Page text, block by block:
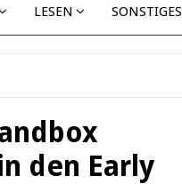
LESEN SONSTIGES
den Early